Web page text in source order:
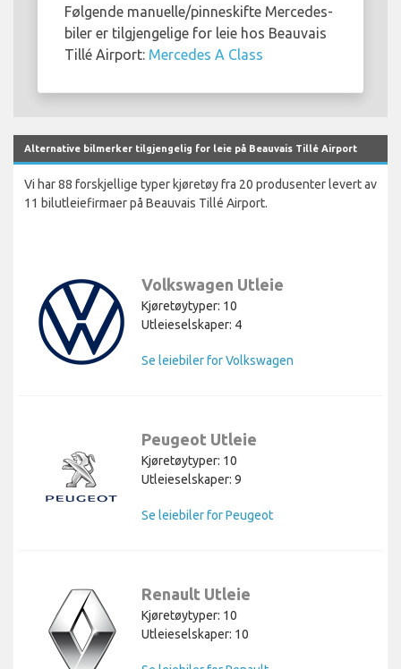
Følgende manuelle/pinneskifte Mercedes-
biler er tilgjengelige for leie hos Beauvais
Tillé Airport: Mercedes A Class
Alternative bilmerker tilgjengelig for leie på Beauvais Tillé Airport
Vi har 88 forskjellige typer kjøretøy fra 20 produsenter levert av
11 bilutleiefirmaer på Beauvais Tillé Airport.
Volkswagen Utleie
Kjøretøytyper: 10
Utleieselskaper: 4
Se leiebiler for Volkswagen
Peugeot Utleie
Kjøretøytyper: 10
Utleieselskaper: 9
Se leiebiler for Peugeot
Renault Utleie
Kjøretøytyper: 10
Utleieselskaper: 10